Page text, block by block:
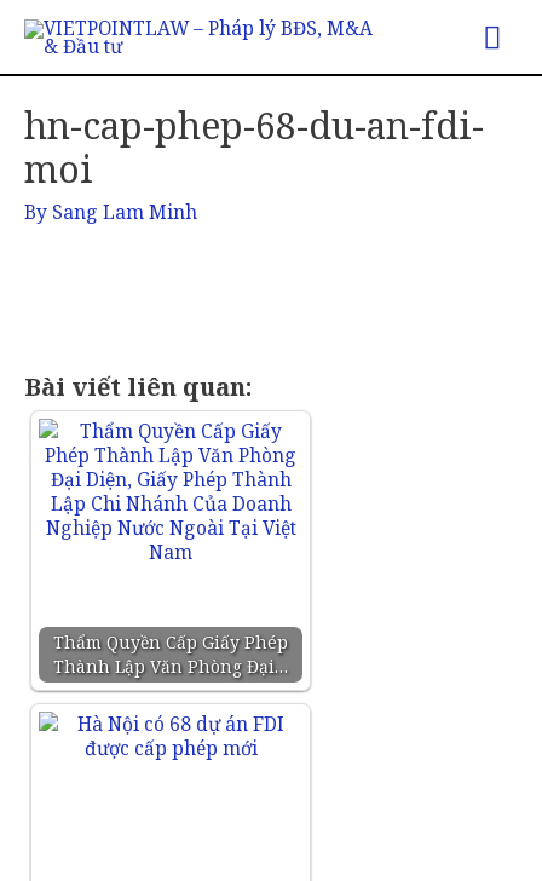
hn-cap-phep-68-du-an-fdi-
moi
By Sang Lam Minh
Bài viết liên quan:
Thẩm Quyền Cấp Giấy Phép
Thành Lập Văn Phòng Đại…